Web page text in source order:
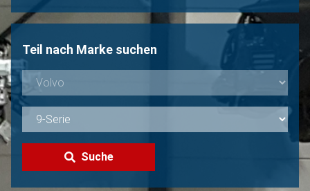
Nicht gefunden?
Teil nach Marke suchen
Suche